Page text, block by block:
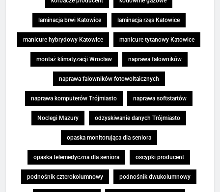
laminacja brwi Katowice laminacja rzęs Katowice
manicure hybrydowy Katowice manicure tytanowy Katowice
montaż klimatyzacji Wrocław naprawa falowników
naprawa falowników fotowoltaicznych
naprawa komputerów Trójmiasto naprawa softstartów
Noclegi Mazury odzyskiwanie danych Trójmiasto
opaska monitorująca dla seniora
opaska telemedyczna dla seniora oscypki producent
podnośnik czterokolumnowy podnośnik dwukolumnowy